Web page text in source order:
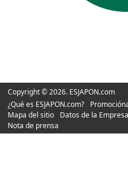
Copyright © 2026. ESJAPON.com
¿Qué es ESJAPON.com?
Mapa del sitio
Datos de la Empresa
Nota de prensa